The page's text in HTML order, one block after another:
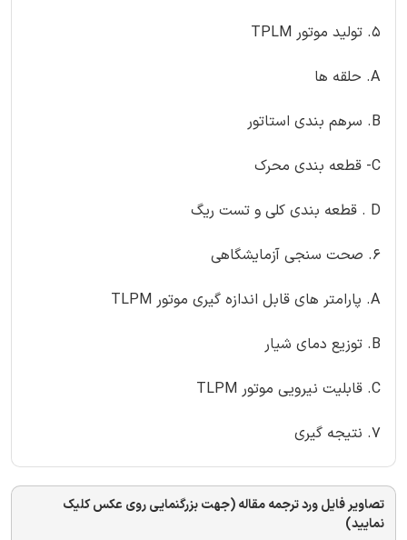
5. تولید موتور TPLM
A. حلقه ها
B. سرهم بندی استاتور
C- قطعه بندی محرک
D . قطعه بندی کلی و تست ریگ
6. صحت سنجی آزمایشگاهی
A. پارامتر های قابل اندازه گیری موتور TLPM
B. توزیع دمای شیار
C. قابلیت نیرویی موتور TLPM
7. نتیجه گیری
تصاویر فایل ورد ترجمه مقاله (جهت بزرگنمایی روی عکس کلیک
نمایید)